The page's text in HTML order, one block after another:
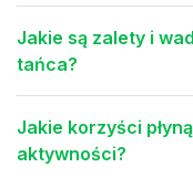
Jakie są zalety i
tańca?
Jakie korzyści
aktywności?